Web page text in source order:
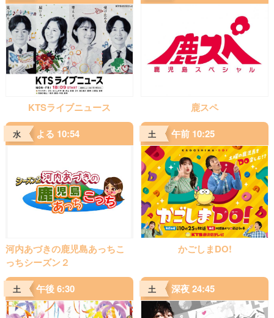
KTSライブニュース 鹿スペ
水 よる 10:54
河内あづきの鹿児島あっちこ
っちシーズン２
土 午前 10:25
かごしまDO!
土 午後 6:30 土 深夜 24:45